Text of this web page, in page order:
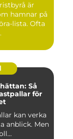
är
hamnar på
lista. Ofta
Så
för
kan verka
anblick. Men